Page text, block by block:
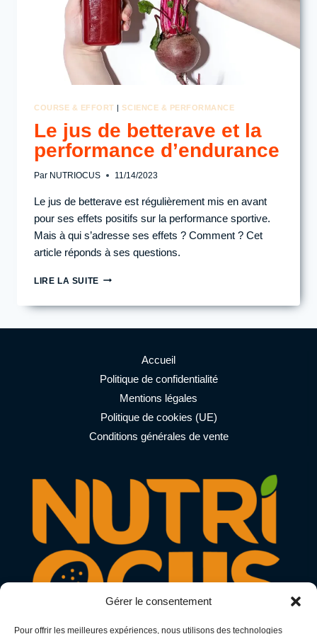
Gérer le consentement
Pour offrir les meilleures expériences, nous utilisons des technologies
COURSE & EFFORT |SCIENCE & PERFORMANCE
Le jus de betterave et la
performance d’endurance
Par NUTRIOCUS 11/14/2023
Le jus de betterave est régulièrement mis en avant
pour ses effets positifs sur la performance sportive.
Mais à qui s’adresse ses effets ? Comment ? Cet
article réponds à ses questions.
LIRE LA SUITELE
DE
ET
PERFORMANCE
Accueil
Politique de confidentialité
Mentions légales
Politique de cookies (UE)
Conditions générales de vente